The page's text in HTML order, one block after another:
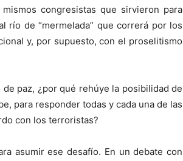
congresistas que sirvieron para
río de “mermelada” que correrá por los
y, por supuesto, con el proselitismo
paz, ¿por qué rehúye la posibilidad de
para responder todas y cada una de las
con los terroristas?
asumir ese desafío. En un debate con